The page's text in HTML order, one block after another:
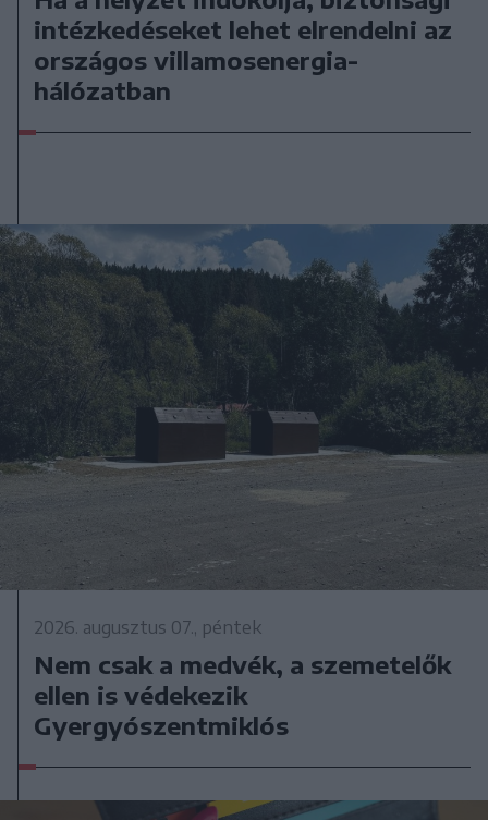
intézkedéseket lehet elrendelni az
országos villamosenergia-
hálózatban
2026. augusztus 07., péntek
Nem csak a medvék, a szemetelők
ellen is védekezik
Gyergyószentmiklós